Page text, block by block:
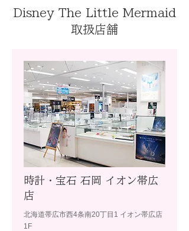
Disney The Little Mermaid
取扱店舗
時計・宝石 石岡 イオン帯広
店
北海道帯広市西4条南20丁目1 イオン帯広店
1F